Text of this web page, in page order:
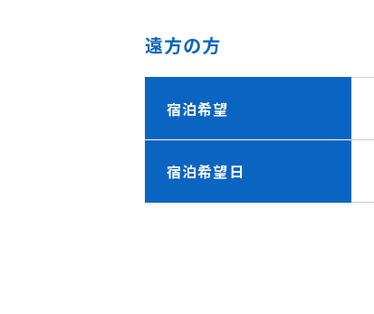
遠方の方
宿泊希望
宿泊希望日